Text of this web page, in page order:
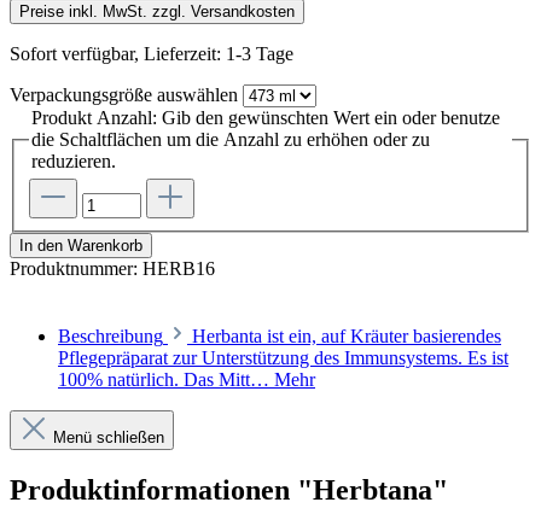
Preise inkl. MwSt. zzgl. Versandkosten
Sofort verfügbar, Lieferzeit: 1-3 Tage
Verpackungsgröße auswählen
Produkt Anzahl: Gib den gewünschten Wert ein oder benutze
die Schaltflächen um die Anzahl zu erhöhen oder zu
reduzieren.
In den Warenkorb
Produktnummer: HERB16
Beschreibung
Herbanta ist ein, auf Kräuter basierendes
Pflegepräparat zur Unterstützung des Immunsystems. Es ist
100% natürlich. Das Mitt… Mehr
Menü schließen
Produktinformationen "Herbtana"